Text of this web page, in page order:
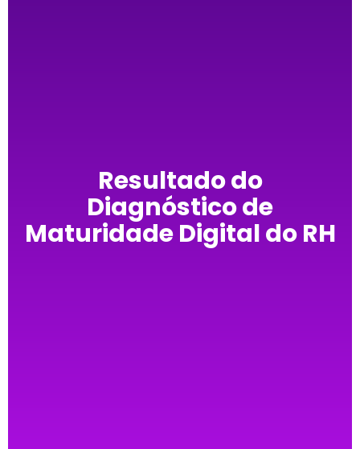
Resultado do
Diagnóstico de
Maturidade Digital do RH